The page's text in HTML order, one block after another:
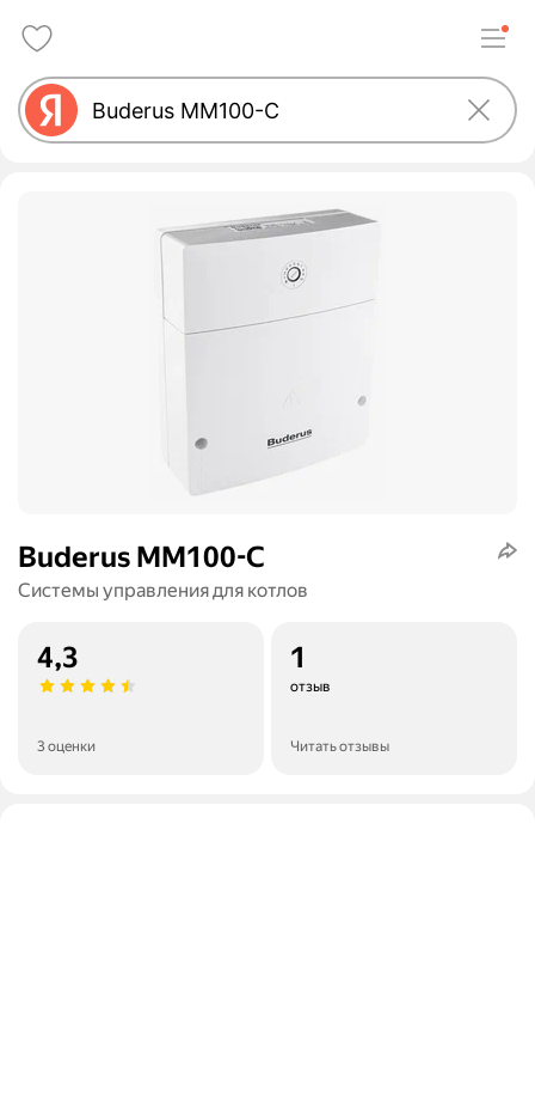
Buderus MM100-C
Системы управления для котлов
4,3
3 оценки
1
отзыв
Читать отзывы